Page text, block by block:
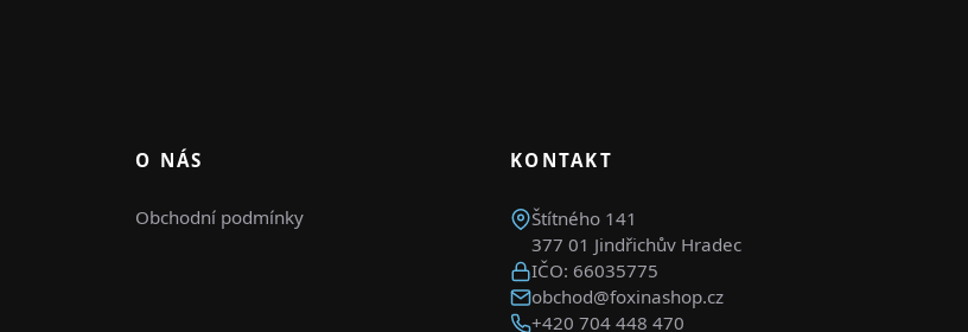
O NÁS
Obchodní podmínky
KONTAKT
Štítného 141
377 01 Jindřichův Hradec
IČO: 66035775
obchod@foxinashop.cz
+420 704 448 470